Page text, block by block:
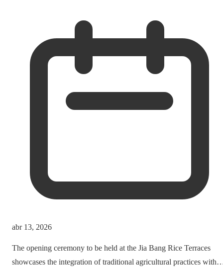
abr 13, 2026
The opening ceremony to be held at the Jia Bang Rice Terraces
showcases the integration of traditional agricultural practices with